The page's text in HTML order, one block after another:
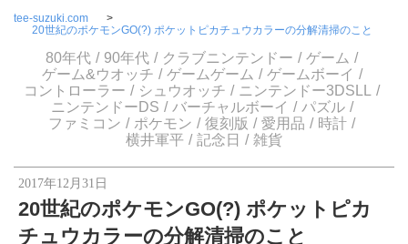
tee-suzuki.com
20世紀のポケモンGO(?) ポケットピカチュウカラーの分解清掃のこと
80年代 90年代 クラブニンテンドー
ゲーム
ゲーム&ウオッチ
ゲームゲーム
ゲームボーイ
コントローラー
シュウオッチ
ニンテンドー3DSLL
ニンテンドーDS
バーチャルボーイ
パズル
ファミコン
ポケモン 復刻版 愛用品
時計
横井軍平
記念日 雑貨
2017年12月31日
20世紀のポケモンGO(?) ポケットピカ
チュウカラーの分解清掃のこと